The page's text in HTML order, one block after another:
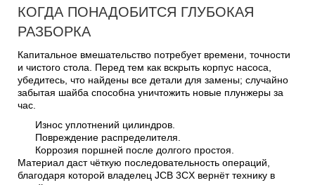
КОГДА ПОНАДОБИТСЯ ГЛУБОКАЯ
РАЗБОРКА
Капитальное вмешательство потребует времени, точности
и чистого стола. Перед тем как вскрыть корпус насоса,
убедитесь, что найдены все детали для замены; случайно
забытая шайба способна уничтожить новые плунжеры за
час.
Износ уплотнений цилиндров.
Повреждение распределителя.
Коррозия поршней после долгого простоя.
Материал даст чёткую последовательность операций,
благодаря которой владелец JCB 3CX вернёт технику в